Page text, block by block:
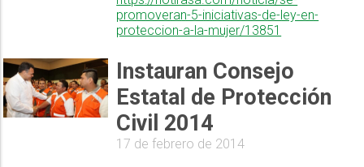
promoveran-5-iniciativas-de-ley-en-
proteccion-a-la-mujer/13851
Instauran Consejo
Estatal de Protección
Civil 2014
17 de febrero de 2014